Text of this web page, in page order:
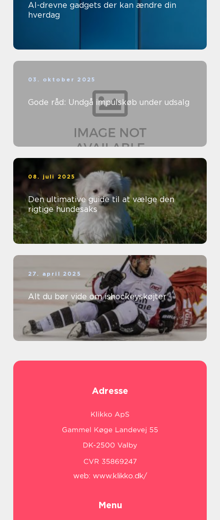
AI-drevne gadgets der kan ændre din
hverdag
03. oktober 2025
Gode råd: Undgå impulskøb under udsalg
08. juli 2025
Den ultimative guide til at vælge den
rigtige hundesaks
27. april 2025
Alt du bør vide om ishockeyskøjter
Adresse
web: www.klikko.dk/
Menu